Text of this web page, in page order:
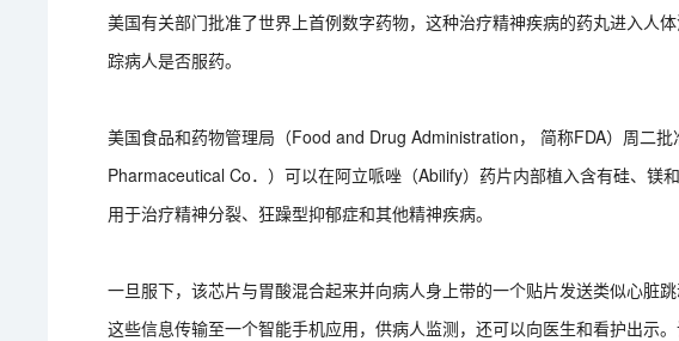
美国有关部门批准了世界上首例数字药物，这种治疗精神疾病的药丸进入人
踪病人是否服药。
美国食品和药物管理局（Food and Drug Administration， 简称FDA）周二
Pharmaceutical Co．）可以在阿立哌唑（Abilify）药片内部植入含有硅、镁
用于治疗精神分裂、狂躁型抑郁症和其他精神疾病。
一旦服下，该芯片与胃酸混合起来并向病人身上带的一个贴片发送类似心脏
这些信息传输至一个智能手机应用，供病人监测，还可以向医生和看护出示。